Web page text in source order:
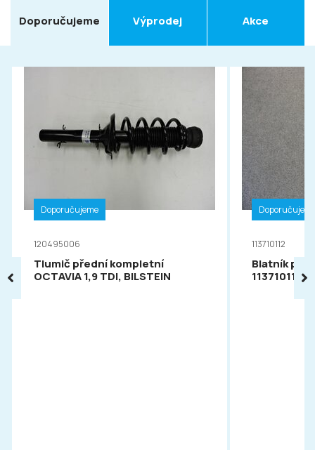
Doporučujeme Výprodej Akce
Doporučujeme
120495006
Tlumič přední kompletní
OCTAVIA 1,9 TDI, BILSTEIN
113710112
Blatník
113710112